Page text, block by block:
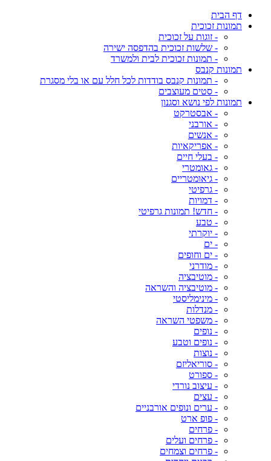
דף הבית
תמונות זכוכית
- זוגות על זכוכית
- שלשות זכוכית בהדפסה ישירה
- תמונות זכוכית לבית ולמשרד
תמונות קנבס
- תמונות קנבס בודדות לכל חלל עם או בלי מסגרת
- סטים מעוצבים
תמונות לפי נושא וסגנון
- אבסטרקט
- אורבני
- אנשים
- אפריקאיות
- בעלי חיים
- גאומטרי
- גיאומטריים
- גרפיטי
- דמויות
- חדש! תמונות גרפיטי
- טבע
- יוקרתי
- ים
- ים וחופים
- מודרני
- מוטיבציה
- מוטיבציה והשראה
- מינימליסטי
- מנדלות
- משפטי השראה
- נופים
- נופים וטבע
- נוצות
- סוריאליזם
- ספורט
- עיצוב נורדי
- עצים
- ערים ונופים אורבניים
- פופ ארט
- פרחים
- פרחים ועלים
- פרחים וצמחים